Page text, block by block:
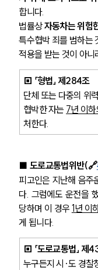
합니다.
법률상 자동차는 위험
특수협박 죄를 범하는
적용을 받는 것이 아니
▣ 「형법」 제284조
단체 또는 다중의 위
협박한 자는 7년 이
처한다.
■ 도로교통법위반(🔗
피고인은 지난해 음주
다. 그럼에도 운전을
당하며 이 경우 1년 이
게 됩니다.
▣ 「도로교통법」 제
누구든지 시·도 경찰